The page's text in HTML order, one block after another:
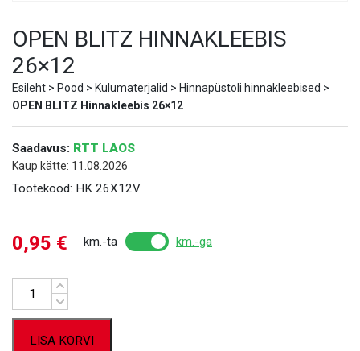
OPEN BLITZ HINNAKLEEBIS
26×12
Esileht > Pood > Kulumaterjalid > Hinnapüstoli hinnakleebised >
OPEN BLITZ Hinnakleebis 26×12
Saadavus: RTT LAOS
Kaup kätte: 11.08.2026
Tootekood: HK 26X12V
0,95 € km.-ta km.-ga
Kogus
LISA KORVI